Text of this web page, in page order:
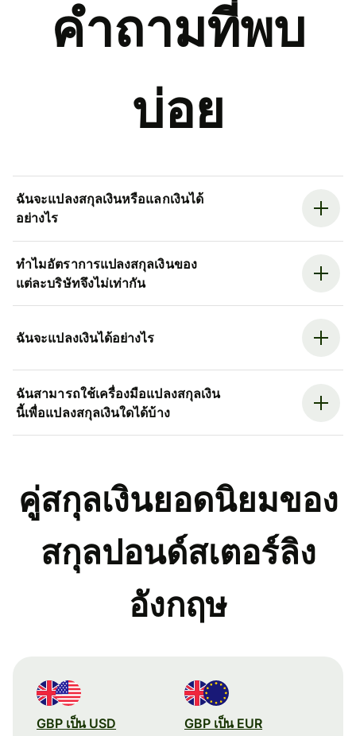
คำถามที่พบ
บ่อย
ฉันจะแปลงสกุลเงินหรือแลกเงินได้
อย่างไร
ทำไมอัตราการแปลงสกุลเงินของ
แต่ละบริษัทจึงไม่เท่ากัน
ฉันจะแปลงเงินได้อย่างไร
ฉันสามารถใช้เครื่องมือแปลงสกุลเงิน
นี้เพื่อแปลงสกุลเงินใดได้บ้าง
คู่สกุลเงินยอดนิยมของ
สกุลปอนด์สเตอร์ลิง
อังกฤษ
GBP เป็น USD GBP เป็น EUR